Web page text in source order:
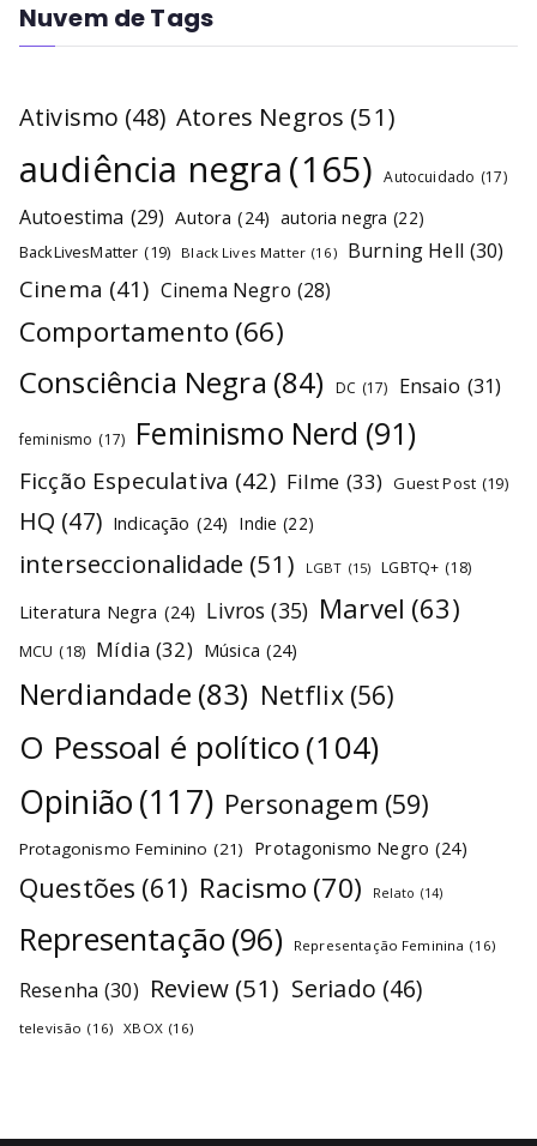
Nuvem de Tags
Ativismo (48) Atores Negros (51)
audiência negra (165) Autocuidado (17)
Autoestima (29) Autora (24) autoria negra (22)
BackLivesMatter (19) Black Lives Matter (16) Burning Hell (30)
Cinema (41) Cinema Negro (28)
Comportamento (66)
Consciência Negra (84) DC (17) Ensaio (31)
feminismo (17) Feminismo Nerd (91)
Ficção Especulativa (42) Filme (33) Guest Post (19)
HQ (47) Indicação (24) Indie (22)
interseccionalidade (51) LGBT (15) LGBTQ+ (18)
Literatura Negra (24) Livros (35) Marvel (63)
MCU (18) Mídia (32) Música (24)
Nerdiandade (83) Netflix (56)
O Pessoal é político(104)
Opinião(117) Personagem (59)
Protagonismo Feminino (21) Protagonismo Negro (24)
Questões (61) Racismo (70) Relato (14)
Representação (96) Representação Feminina (16)
Resenha (30) Review (51) Seriado (46)
televisão (16) XBOX (16)